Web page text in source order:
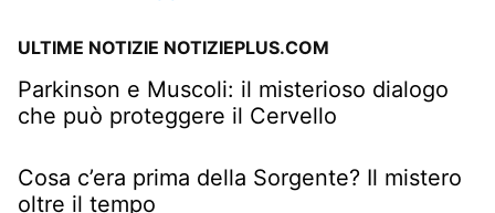
ULTIME NOTIZIE NOTIZIEPLUS.COM
Parkinson e Muscoli: il misterioso dialogo
che può proteggere il Cervello
Cosa c’era prima della Sorgente? Il mistero
oltre il tempo